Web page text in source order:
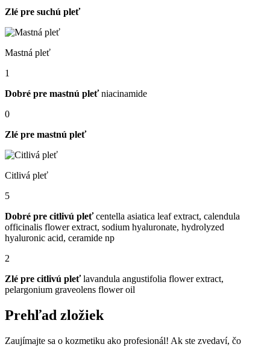
Zlé pre suchú pleť
Mastná pleť
1
Dobré pre mastnú pleť niacinamide
0
Zlé pre mastnú pleť
Citlivá pleť
5
Dobré pre citlivú pleť centella asiatica leaf extract, calendula
officinalis flower extract, sodium hyaluronate, hydrolyzed
hyaluronic acid, ceramide np
2
Zlé pre citlivú pleť lavandula angustifolia flower extract,
pelargonium graveolens flower oil
Prehľad zložiek
Zaujímajte sa o kozmetiku ako profesionál! Ak ste zvedaví, čo